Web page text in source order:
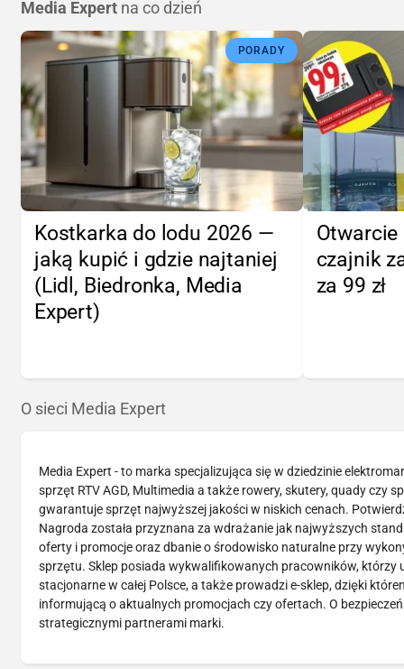
Media Expert na co dzień
PORADY
Kostkarka do lodu 2026 —
jaką kupić i gdzie najtaniej
(Lidl, Biedronka, Media
Expert)
Otwarcie
czajnik
za 99 zł
O sieci Media Expert
Media Expert - to marka specjalizująca się w dziedzinie
sprzęt RTV AGD, Multimedia a także rowery, skutery, quady czy
gwarantuje sprzęt najwyższej jakości w niskich cenach.
Nagroda została przyznana za wdrażanie jak najwyższych
oferty i promocje oraz dbanie o środowisko naturalne przy
sprzętu. Sklep posiada wykwalifikowanych pracowników, którzy
stacjonarne w całej Polsce, a także prowadzi e-sklep, dzięki
informującą o aktualnych promocjach czy ofertach. O
strategicznymi partnerami marki.